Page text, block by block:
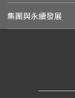
集團與永續發展